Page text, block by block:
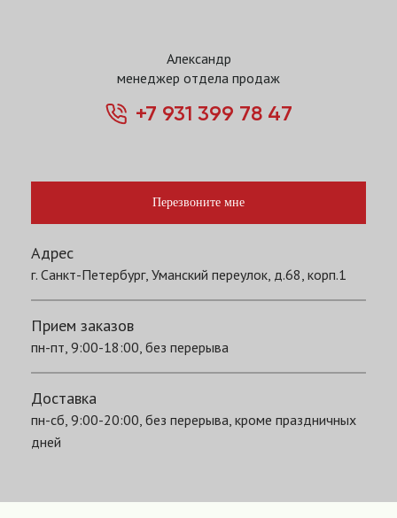
Александр
менеджер отдела продаж
+7 931 399 78 47
Перезвоните мне
Адрес
г. Санкт-Петербург, Уманский переулок, д.68, корп.1
Прием заказов
пн-пт, 9:00-18:00, без перерыва
Доставка
пн-сб, 9:00-20:00, без перерыва, кроме праздничных
дней